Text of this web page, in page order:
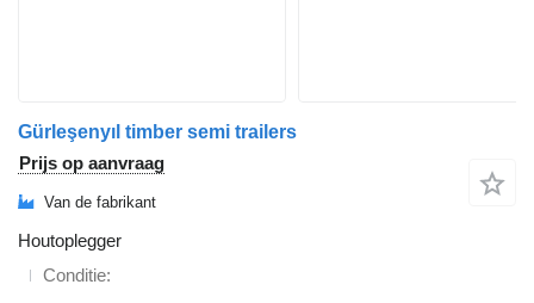
Gürleşenyıl timber semi trailers
Prijs op aanvraag
Van de fabrikant
Houtoplegger
Conditie